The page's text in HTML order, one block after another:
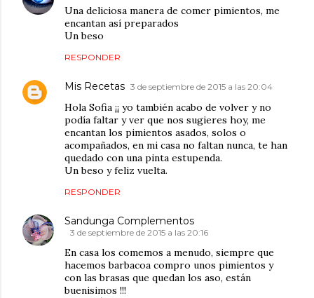
Una deliciosa manera de comer pimientos, me
encantan así preparados
Un beso
RESPONDER
Mis Recetas 3 de septiembre de 2015 a las 20:04
Hola Sofia ¡¡ yo también acabo de volver y no
podía faltar y ver que nos sugieres hoy, me
encantan los pimientos asados, solos o
acompañados, en mi casa no faltan nunca, te han
quedado con una pinta estupenda.
Un beso y feliz vuelta.
RESPONDER
Sandunga Complementos
3 de septiembre de 2015 a las 20:16
En casa los comemos a menudo, siempre que
hacemos barbacoa compro unos pimientos y
con las brasas que quedan los aso, están
buenisimos !!!